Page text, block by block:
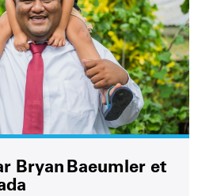
Bryan Baeumler et